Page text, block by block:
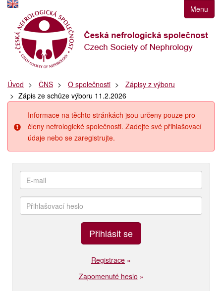
k
navigaci
Přejít
obsah
k
postrannímu
Klávesové
zkratky
Menu
Úvod ČNS O společnosti
Zápisy z výboru
Zápis ze schůze výboru 11.2.2026
Informace na těchto stránkách jsou určeny pouze pro
členy nefrologické společnosti. Zadejte své přihlašovací
údaje nebo se zaregistrujte.
Registrace »
Zapomenuté heslo »